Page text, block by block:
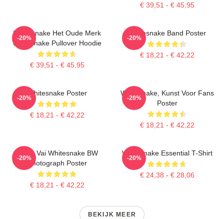
€ 39,51 - € 45,95
Whitesnake Het Oude Merk
Whitesnake Pullover Hoodie
€ 39,51 - € 45,95
-20%
Whitesnake Band Poster
€ 18,21 - € 42,22
-20%
Whitesnake Poster
€ 18,21 - € 42,22
-20%
Whitesnake, Kunst Voor Fans
Poster
€ 18,21 - € 42,22
-20%
Steve Vai Whitesnake BW
Photograph Poster
€ 18,21 - € 42,22
-20%
Whitesnake Essential T-Shirt
€ 24,38 - € 28,06
-20%
BEKIJK MEER